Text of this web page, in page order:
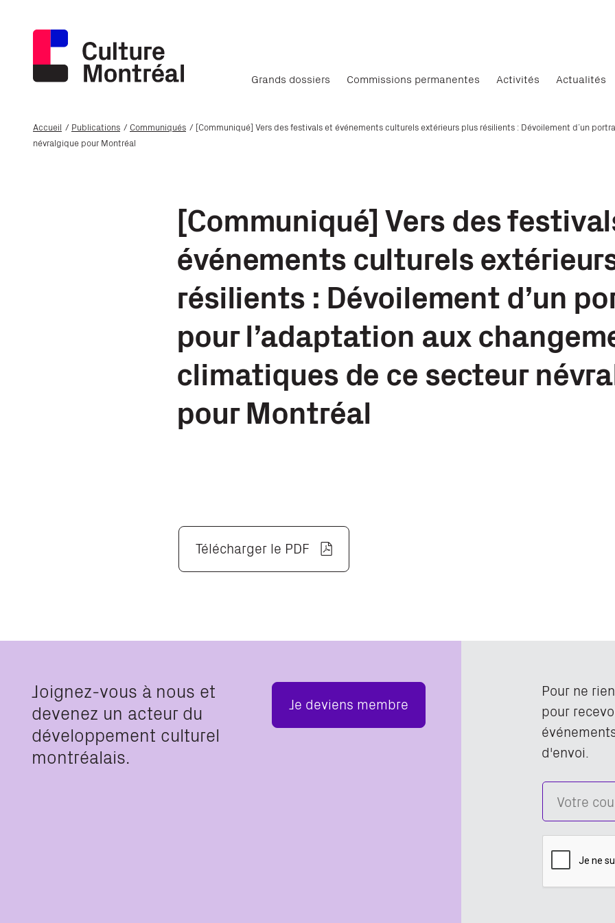
Grands dossiers Commissions permanentes Activités Actualités
Accueil Publications Communiqués
[Communiqué] Vers des festivals et événements culturels extérieurs plus résilients : Dévoilement d’un
névralgique pour Montréal
[Communiqué] Vers des
événements culturels
résilients : Dévoilement d’un
pour l’adaptation aux
climatiques de ce secteur
pour Montréal
Télécharger le PDF
Joignez-vous à nous et
devenez un acteur du
développement culturel
montréalais.
Je deviens membre
Pour ne
pour
d'envoi.